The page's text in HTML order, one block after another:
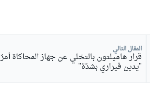
المقال التالي
قرار هاميلتون بالتخلي عن جهاز المحاكاة أمرٌ
"يدين فيراري بشدّة"